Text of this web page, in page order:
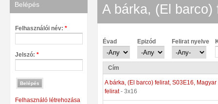
Belépés
Felhasználói név: *
Jelszó: *
Felhasználó létrehozása
A bárka, (El barco)
Évad Epizód Felirat nyelve
Cím
A bárka, (El barco) felirat, S03E16, Magyar
felirat- 3x16